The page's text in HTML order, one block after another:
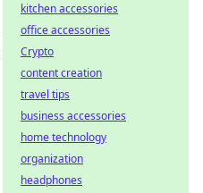
kitchen accessories
office accessories
Crypto
content creation
travel tips
business accessories
home technology
organization
headphones